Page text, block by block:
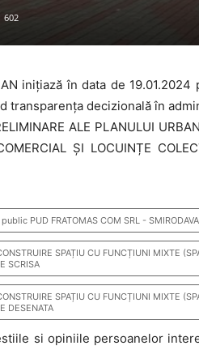
602
inițiază în data de
transparența decizională în
ALE PLANULUI
ȘI LOCUINȚE
PUD FRATOMAS COM SRL -
SPAȚIU CU FUNCȚIUNI MIXTE
SCRISA
SPAȚIU CU FUNCȚIUNI MIXTE
DESENATA
si opiniile persoanelor